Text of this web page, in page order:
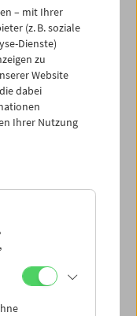
Gattungen. Trotz
Vorstellungen –
die Auslastung
– mit Ihrer
(z. B. soziale
Dienste)
zu
Website
dabei
Ihrer Nutzung